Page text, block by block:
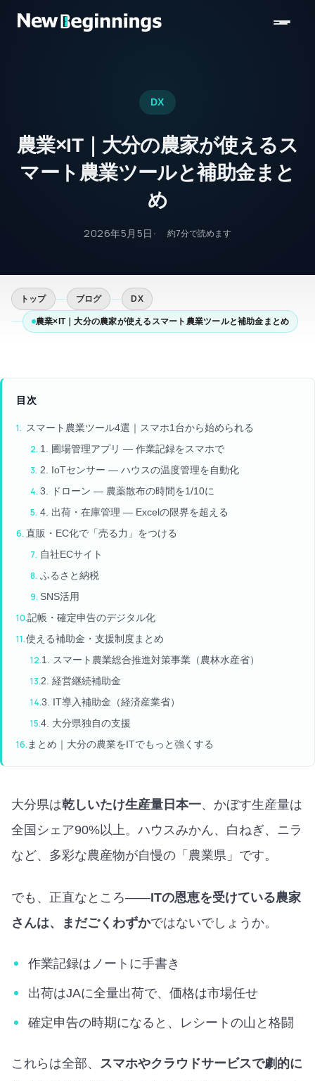
DX
農業×IT｜大分の農家が使えるス
マート農業ツールと補助金まと
め
2026年5月5日 約7分で読めます
トップ ブログ DX
農業×IT｜大分の農家が使えるスマート農業ツールと補助金まとめ
目次
スマート農業ツール4選｜スマホ1台から始められる
1. 圃場管理アプリ — 作業記録をスマホで
2. IoTセンサー — ハウスの温度管理を自動化
3. ドローン — 農薬散布の時間を1/10に
4. 出荷・在庫管理 — Excelの限界を超える
直販・EC化で「売る力」をつける
自社ECサイト
ふるさと納税
SNS活用
記帳・確定申告のデジタル化
使える補助金・支援制度まとめ
1. スマート農業総合推進対策事業（農林水産省）
2. 経営継続補助金
3. IT導入補助金（経済産業省）
4. 大分県独自の支援
まとめ｜大分の農業をITでもっと強くする
大分県は乾しいたけ生産量日本一、かぼす生産量は
全国シェア90%以上。ハウスみかん、白ねぎ、ニラ
など、多彩な農産物が自慢の「農業県」です。
でも、正直なところ——ITの恩恵を受けている農家
さんは、まだごくわずかではないでしょうか。
作業記録はノートに手書き
出荷はJAに全量出荷で、価格は市場任せ
確定申告の時期になると、レシートの山と格闘
これらは全部、 スマホやクラウドサービスで劇的に